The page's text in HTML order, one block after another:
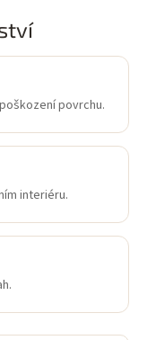
povrchu.
interiéru.